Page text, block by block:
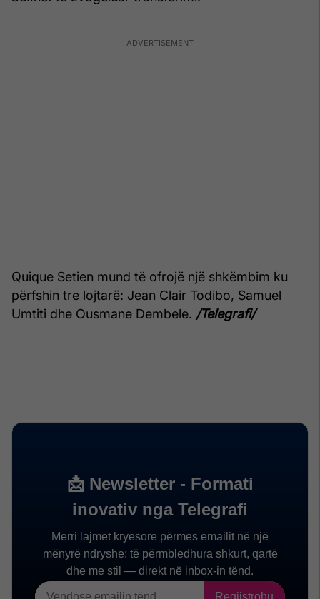
Quique Setien mund të ofrojë një shkëmbim ku
përfshin tre lojtarë: Jean Clair Todibo, Samuel
Umtiti dhe Ousmane Dembele. /Telegrafi/